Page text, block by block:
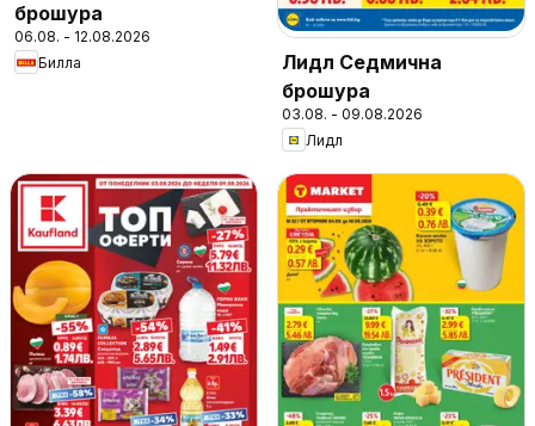
брошура
06.08. - 12.08.2026
Билла
Лидл Седмична
брошура
03.08. - 09.08.2026
Лидл